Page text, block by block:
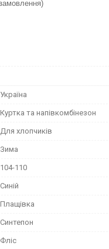
Україна
Куртка та напівкомбінезон
Для хлопчиків
Зима
104-110
Синій
Плащівка
Синтепон
Фліс